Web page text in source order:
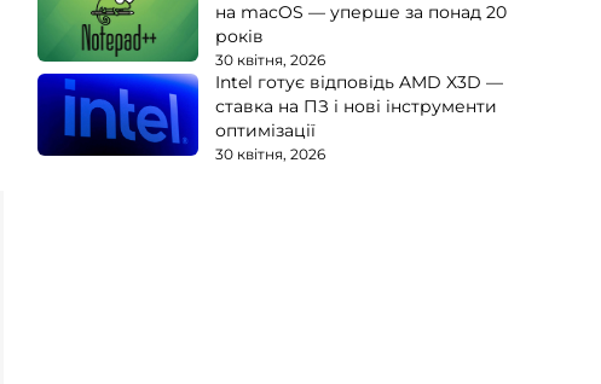
на macOS — уперше за понад 20
років
30 квітня, 2026
Intel готує відповідь AMD X3D —
ставка на ПЗ і нові інструменти
оптимізації
30 квітня, 2026